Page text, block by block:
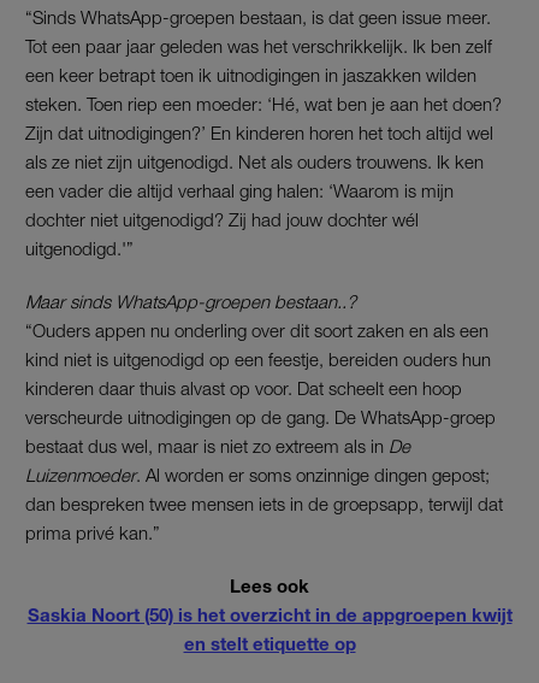
“Sinds WhatsApp-groepen bestaan, is dat geen issue meer.
Tot een paar jaar geleden was het verschrikkelijk. Ik ben zelf
een keer betrapt toen ik uitnodigingen in jaszakken wilden
steken. Toen riep een moeder: ‘Hé, wat ben je aan het doen?
Zijn dat uitnodigingen?’ En kinderen horen het toch altijd wel
als ze niet zijn uitgenodigd. Net als ouders trouwens. Ik ken
een vader die altijd verhaal ging halen: ‘Waarom is mijn
dochter niet uitgenodigd? Zij had jouw dochter wél
uitgenodigd.'”
Maar sinds WhatsApp-groepen bestaan..?
“Ouders appen nu onderling over dit soort zaken en als een
kind niet is uitgenodigd op een feestje, bereiden ouders hun
kinderen daar thuis alvast op voor. Dat scheelt een hoop
verscheurde uitnodigingen op de gang. De WhatsApp-groep
bestaat dus wel, maar is niet zo extreem als in De
Luizenmoeder. Al worden er soms onzinnige dingen gepost;
dan bespreken twee mensen iets in de groepsapp, terwijl dat
prima privé kan.”
Lees ook
Saskia Noort (50) is het overzicht in de appgroepen kwijt
en stelt etiquette op